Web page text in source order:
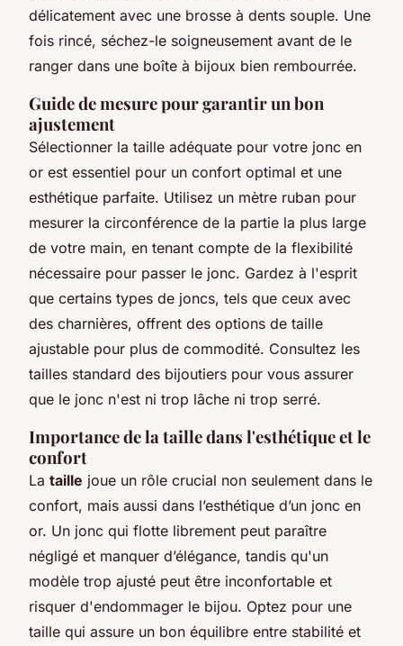
délicatement avec une brosse à dents souple. Une
fois rincé, séchez-le soigneusement avant de le
ranger dans une boîte à bijoux bien rembourrée.
Guide de mesure pour garantir un bon
ajustement
Sélectionner la taille adéquate pour votre jonc en
or est essentiel pour un confort optimal et une
esthétique parfaite. Utilisez un mètre ruban pour
mesurer la circonférence de la partie la plus large
de votre main, en tenant compte de la flexibilité
nécessaire pour passer le jonc. Gardez à l'esprit
que certains types de joncs, tels que ceux avec
des charnières, offrent des options de taille
ajustable pour plus de commodité. Consultez les
tailles standard des bijoutiers pour vous assurer
que le jonc n'est ni trop lâche ni trop serré.
Importance de la taille dans l'esthétique et le
confort
La taille joue un rôle crucial non seulement dans le
confort, mais aussi dans l’esthétique d’un jonc en
or. Un jonc qui flotte librement peut paraître
négligé et manquer d’élégance, tandis qu'un
modèle trop ajusté peut être inconfortable et
risquer d'endommager le bijou. Optez pour une
taille qui assure un bon équilibre entre stabilité et